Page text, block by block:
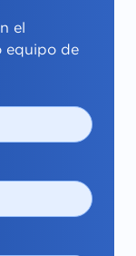
el
equipo de